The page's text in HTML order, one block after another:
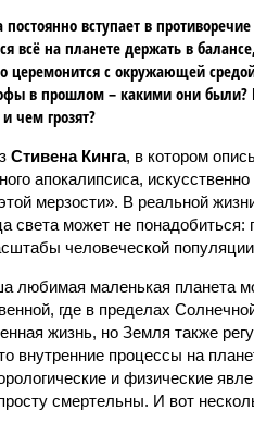
постоянно вступает в
всё на планете держать в
церемонится с окружающей
в прошлом – какими они были?
чем грозят?
Стивена Кинга, в котором
апокалипсиса,
мерзости». В реальной
света может не понадобиться:
человеческой
любимая маленькая планета
где в пределах
жизнь, но Земля также
внутренние процессы на
и физические
смертельны. И вот